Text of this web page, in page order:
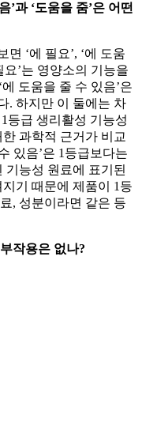
’과 ‘도움을 줌’은 어떤
‘에 필요’, ‘에 도움
요’는 영양소의 기능을
도움을 줄 수 있음’은
. 하지만 이 둘에는 차
등급 생리활성 기능성
과학적 근거가 비교
있음’은 1등급보다는
능성 원료에 표기된
기 때문에 제품이 1등
, 성분이라면 같은 등
작용은 없나?